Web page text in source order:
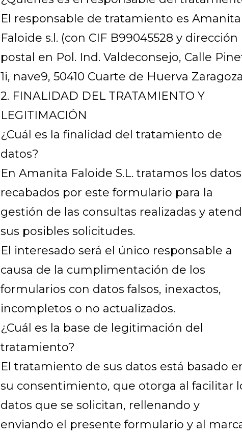
El responsable de tratamiento es Amanita
Faloide s.l. (con CIF B99045528 y dirección
postal en Pol. Ind. Valdeconsejo, Calle
1i, nave9, 50410 Cuarte de Huerva
2. FINALIDAD DEL TRATAMIENTO Y
LEGITIMACIÓN
¿Cuál es la finalidad del tratamiento de
datos?
En Amanita Faloide S.L. tratamos los datos
recabados por este formulario para la
gestión de las consultas realizadas y
sus posibles solicitudes.
El interesado será el único responsable a
causa de la cumplimentación de los
formularios con datos falsos, inexactos,
incompletos o no actualizados.
¿Cuál es la base de legitimación del
tratamiento?
El tratamiento de sus datos está basado
su consentimiento, que otorga al facilitar
datos que se solicitan, rellenando y
enviando el presente formulario y al